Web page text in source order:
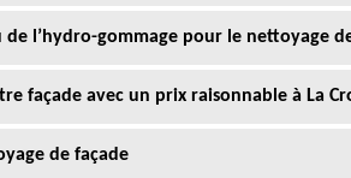
de l’hydro-gommage pour le nettoyage
façade avec un prix raisonnable à La
de façade